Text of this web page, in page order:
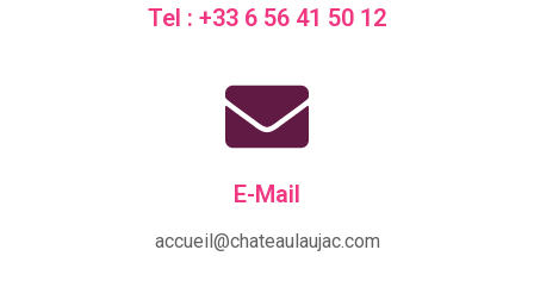
Tel : +33 6 56 41 50 12
E-Mail
accueil@chateaulaujac.com